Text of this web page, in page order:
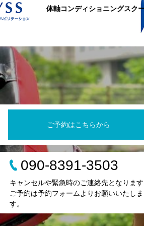
体軸コンディショニングスク
ご予約はこちらから
090-8391-3503
キャンセルや緊急時のご連絡先となりま
ご予約は予約フォームよりお願いいたしま
す。